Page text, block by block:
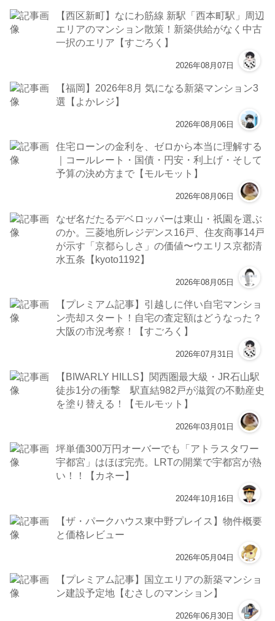
【西区新町】なにわ筋線 新駅「西本町駅」周辺
エリアのマンション散策！新築供給がなく中古
一択のエリア【すごろく】
2026年08月07日
【福岡】2026年8月 気になる新築マンション3
選【よかレジ】
2026年08月06日
住宅ローンの金利を、ゼロから本当に理解する
｜コールレート・国債・円安・利上げ・そして
予算の決め方まで【モルモット】
2026年08月06日
なぜ名だたるデベロッパーは東山・祇園を選ぶ
のか。三菱地所レジデンス16戸、住友商事14戸
が示す「京都らしさ」の価値〜ウエリス京都清
水五条【kyoto1192】
2026年08月05日
【プレミアム記事】引越しに伴い自宅マンショ
ン売却スタート！自宅の査定額はどうなった？
大阪の市況考察！【すごろく】
2026年07月31日
【BIWARLY HILLS】関西圏最大級・JR石山駅
徒歩1分の衝撃 駅直結982戸が滋賀の不動産史
を塗り替える！【モルモット】
2026年03月01日
坪単価300万円オーバーでも「アトラスタワー
宇都宮」はほぼ完売。LRTの開業で宇都宮が熱
い！！【カネー】
2024年10月16日
【ザ・パークハウス東中野プレイス】物件概要
と価格レビュー
2026年05月04日
【プレミアム記事】国立エリアの新築マンショ
ン建設予定地【むさしのマンション】
2026年06月30日